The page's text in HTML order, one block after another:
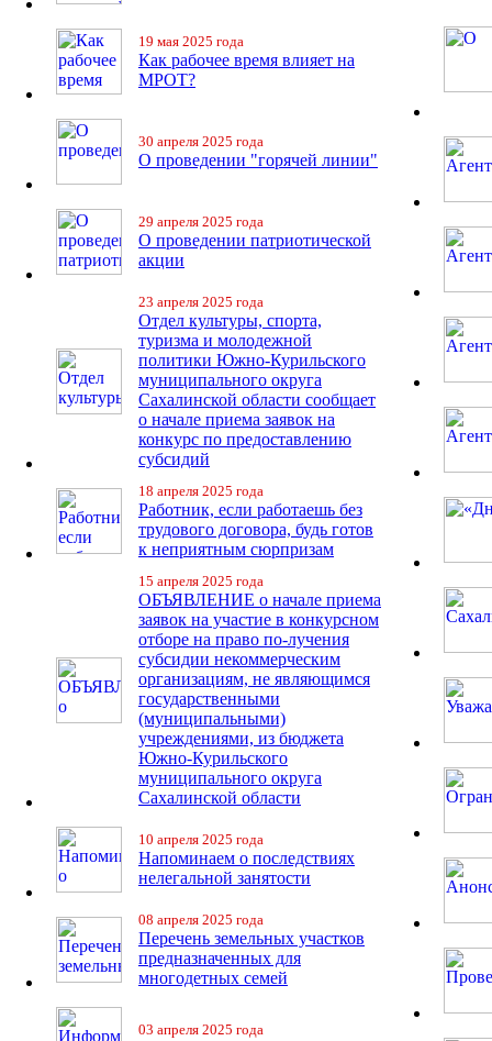
19 мая 2025 года
Как рабочее время влияет на
МРОТ?
30 апреля 2025 года
О проведении "горячей линии"
29 апреля 2025 года
О проведении патриотической
акции
23 апреля 2025 года
Отдел культуры, спорта,
туризма и молодежной
политики Южно-Курильского
муниципального округа
Сахалинской области сообщает
о начале приема заявок на
конкурс по предоставлению
субсидий
18 апреля 2025 года
Работник, если работаешь без
трудового договора, будь готов
к неприятным сюрпризам
15 апреля 2025 года
ОБЪЯВЛЕНИЕ о начале приема
заявок на участие в конкурсном
отборе на право по-лучения
субсидии некоммерческим
организациям, не являющимся
государственными
(муниципальными)
учреждениями, из бюджета
Южно-Курильского
муниципального округа
Сахалинской области
10 апреля 2025 года
Напоминаем о последствиях
нелегальной занятости
08 апреля 2025 года
Перечень земельных участков
предназначенных для
многодетных семей
03 апреля 2025 года